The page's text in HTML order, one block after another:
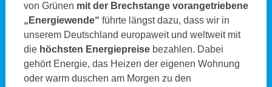
von Grünen mit der Brechstange vorangetriebene
„Energiewende“ führte längst dazu, dass wir in
unserem Deutschland europaweit und weltweit mit
die höchsten Energiepreisebezahlen. Dabei
gehört Energie, das Heizen der eigenen Wohnung
oder warm duschen am Morgen zu den